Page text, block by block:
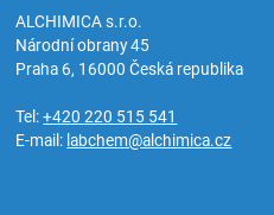
ALCHIMICA s.r.o.
Národní obrany 45
Praha 6, 16000Česká republika
Tel:+420 220 515 541
E-mail: labchem@alchimica.cz